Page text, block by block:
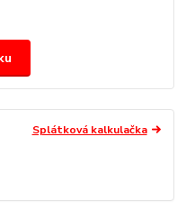
Splátková kalkulačka